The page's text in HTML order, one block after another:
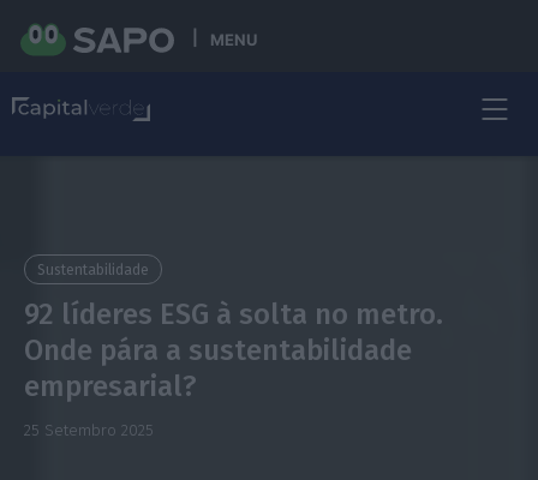
MENU
Sustentabilidade
92 líderes ESG à solta no metro.
Onde pára a sustentabilidade
empresarial?
25 Setembro 2025